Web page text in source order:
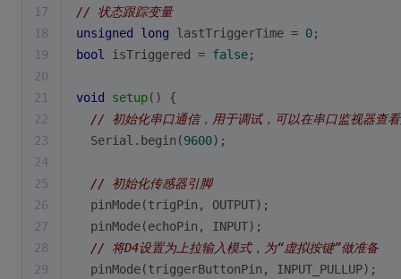
17
// 状态跟踪变量
18
unsigned long lastTriggerTime = 0;
19
bool isTriggered = false;
20
21
void setup()
{
22
// 初始化串口通信，用于调试，可以在串口监视器查
23
  Serial.
begin (9600);
24
25
// 初始化传感器引脚
26
pinMode(trigPin, OUTPUT);
27
pinMode(echoPin, INPUT);
28
// 将D4设置为上拉输入模式，为“虚拟按键”做准备
29
pinMode(triggerButtonPin, INPUT_PULLUP);